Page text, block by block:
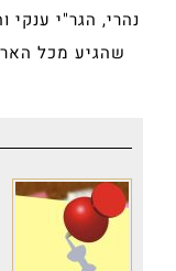
נהרי, הגר"י ענקי
שהגיע מכל